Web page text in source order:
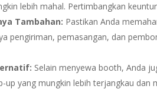
lebih mahal. Pertimbangkan
Tambahan: Pastikan Anda
pengiriman, pemasangan, dan
Selain menyewa booth, Anda
yang mungkin lebih terjangkau dan